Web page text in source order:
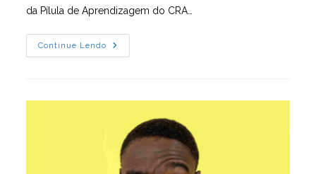
da Pílula de Aprendizagem do CRA…
Continue Lendo
Reforma
Tributária